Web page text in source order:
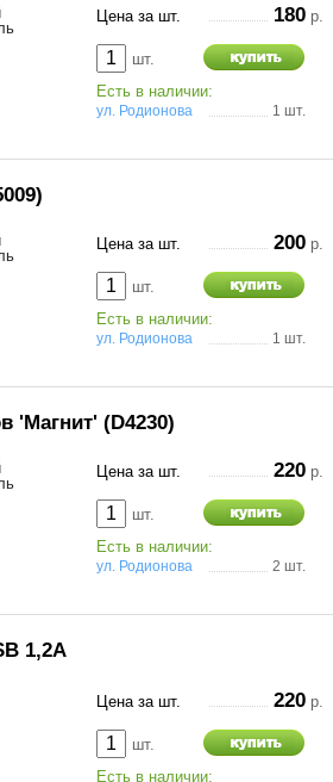
Цена за шт. 180 р.
шт.
Есть в наличии:
ул. Родионова 1 шт.
Цена за шт. 200 р.
шт.
Есть в наличии:
ул. Родионова 1 шт.
'Магнит' (D4230)
Цена за шт. 220 р.
шт.
Есть в наличии:
ул. Родионова 2 шт.
1,2A
Цена за шт. 220 р.
шт.
Есть в наличии: